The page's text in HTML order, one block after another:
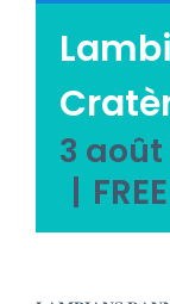
Emploi tourisme
Contact
3 août
| FREE